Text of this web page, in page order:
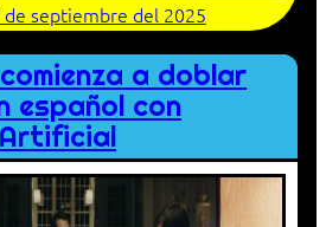
de septiembre del 2025
a doblar
español con